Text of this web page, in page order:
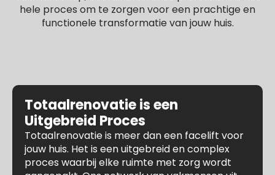
hele proces om te zorgen voor een prachtige en
functionele transformatie van jouw huis.
Totaalrenovatie is een
Uitgebreid Proces
Totaalrenovatie is meer dan een facelift voor
jouw huis. Het is een uitgebreid en complex
proces waarbij elke ruimte met zorg wordt